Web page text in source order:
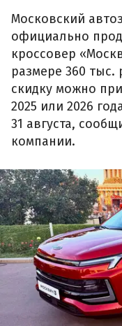
Московский
официально
кроссовер
размере 360 тыс.
скидку можно
2025 или 2026
31 августа,
компании.